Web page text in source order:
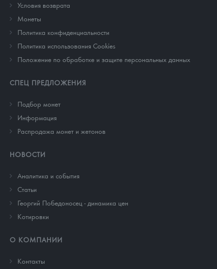
Условия возврата
Монеты
Политика конфиденциальности
Политика использования Cookies
Положение по обработке и защите персональных данных
СПЕЦ ПРЕДЛОЖЕНИЯ
Подбор монет
Информация
Распродажа монет и жетонов
НОВОСТИ
Аналитика и события
Cтатьи
Георгий Победоносец - динамика цен
Котировки
О КОМПАНИИ
Контакты